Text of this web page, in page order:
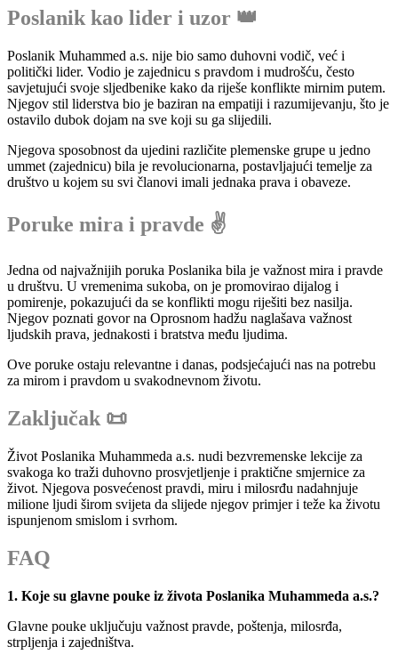
Poslanik kao lider i uzor 👑
Poslanik Muhammed a.s. nije bio samo duhovni vodič, već i
politički lider. Vodio je zajednicu s pravdom i mudrošću, često
savjetujući svoje sljedbenike kako da riješe konflikte mirnim putem.
Njegov stil liderstva bio je baziran na empatiji i razumijevanju, što je
ostavilo dubok dojam na sve koji su ga slijedili.
Njegova sposobnost da ujedini različite plemenske grupe u jedno
ummet (zajednicu) bila je revolucionarna, postavljajući temelje za
društvo u kojem su svi članovi imali jednaka prava i obaveze.
Poruke mira i pravde ✌️
Jedna od najvažnijih poruka Poslanika bila je važnost mira i pravde
u društvu. U vremenima sukoba, on je promovirao dijalog i
pomirenje, pokazujući da se konflikti mogu riješiti bez nasilja.
Njegov poznati govor na Oprosnom hadžu naglašava važnost
ljudskih prava, jednakosti i bratstva među ljudima.
Ove poruke ostaju relevantne i danas, podsjećajući nas na potrebu
za mirom i pravdom u svakodnevnom životu.
Zaključak 📜
Život Poslanika Muhammeda a.s. nudi bezvremenske lekcije za
svakoga ko traži duhovno prosvjetljenje i praktične smjernice za
život. Njegova posvećenost pravdi, miru i milosrđu nadahnjuje
milione ljudi širom svijeta da slijede njegov primjer i teže ka životu
ispunjenom smislom i svrhom.
FAQ
1. Koje su glavne pouke iz života Poslanika Muhammeda a.s.?
Glavne pouke uključuju važnost pravde, poštenja, milosrđa,
strpljenja i zajedništva.